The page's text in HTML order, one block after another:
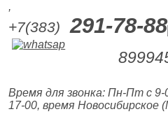
,
+7(383) 291-78-88
Время для звонка: Пн-Пт с 9-
17-00, время Новосибирское